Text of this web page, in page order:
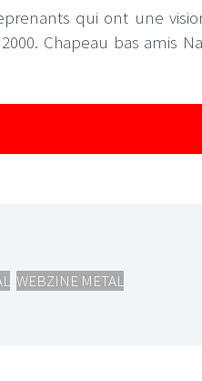
qui ont une
Chapeau bas amis
WEBZINE METAL